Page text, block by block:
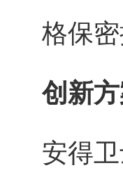
格保
创新
安得